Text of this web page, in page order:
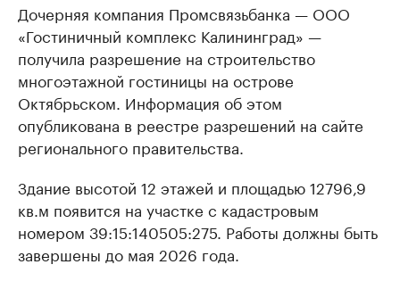
Дочерняя компания Промсвязьбанка — ООО
«Гостиничный комплекс Калининград» —
получила разрешение на строительство
многоэтажной гостиницы на острове
Октябрьском. Информация об этом
опубликована в реестре разрешений на сайте
регионального правительства.
Здание высотой 12 этажей и площадью 12796,9
кв.м появится на участке с кадастровым
номером 39:15:140505:275. Работы должны быть
завершены до мая 2026 года.